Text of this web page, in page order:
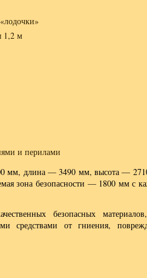
1,2 м
и перилами
мм, длина — 3490 мм, высота —
зона безопасности — 1800 мм с
безопасных
средствами от гниения,